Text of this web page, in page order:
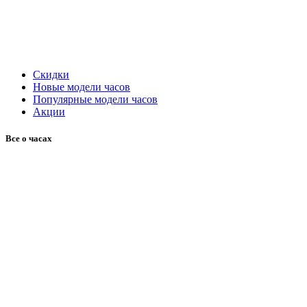
Скидки
Новые модели часов
Популярные модели часов
Акции
Все о часах